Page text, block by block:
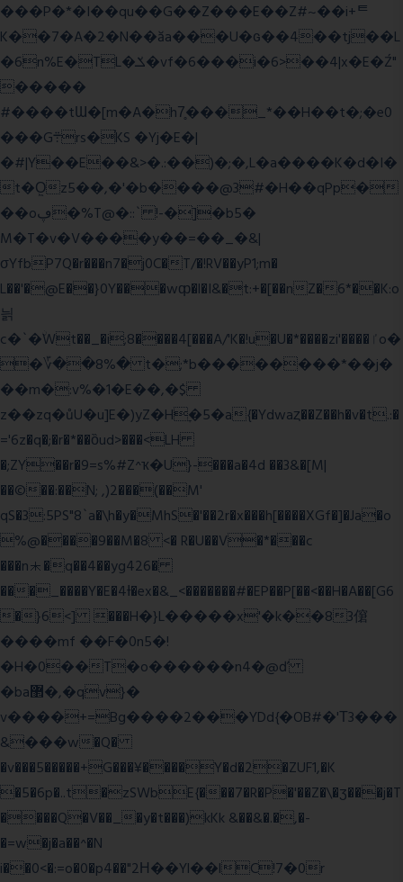
���P�*�I��qu��G��Z��� E��Z#~��i+ᄐ
K��7�A�2�N��ăa���U�ɢ��4��tj��L
�6n%E�TL�ݎ�vf�6���i�6>��4|x�E�Ź"
�����
#����tƜ�[m�A�h7̥���_*��H��t�;�e0
���G܊rs�֗KS �Yj�E�|
�#|Y��E��&>�.:��)�;�,L�a����K�d�I�
t�O͖z5��,�'�b����@3#�H��qPp�
��oڥ�%T@�::` !-�]�b5�
M�T�v�V����y��=��_�&|
σYfbP7Q�r���n7�j0C�T/�!RV��yP1;m�
L��'�@E��}0Y���wȹ�l�I&�t:+�[��nZ�6*��K:o
늵
c�`�ۨWt��_�i;8����4[���A/'K�!u�U�*����zi'����ٵo�
�؆��8%� t�;*b��������*��j�
��m�:v%�1�E��,�$
z��zq�ůU�u]E�)yZ�Hׇ�5�a{�Ydwaȥ��Z��h�v�t.:�
='6z�q�;�r�*��ȍud>���<LH
�;ZY��r�9=s%#Z^ҡ�U}-���a�4d ��3&�[M|
��©��:��N; ,)2���(��M'
qS�3:5PS"8`a�\h�y�MhS�'��2r�x���h[����XGf�]�Ja�o
%@����9��M�8 <� R�U��V�*���c
���n⯸�q��4��yg426�
���_����Y�E�4Ɨ�ex�&_<�������#�EP��P[��<��H�A��[G6
�}6<] ���H�}L�����x'�k��83僒
����mf ��F�0n5�!
�H�0��T�o������n4�@ď
�ba޲�,�qv}�
v����+=Bg����2���YDd{�OB#�'Τ3���
&���w�Q�
�v���5�����+G���¥����Y�d�2�ZUF1,�K
�5�6p�..t�zSWbE{���7�R�P�'��Z�\�ʒ���j�T
����Q�V��_�y�t���)kKk &��&�.�,�-
�=w�j�a��^�N
i��0<�:=o�0�p4��"2Η��Yl��lC!7�0r